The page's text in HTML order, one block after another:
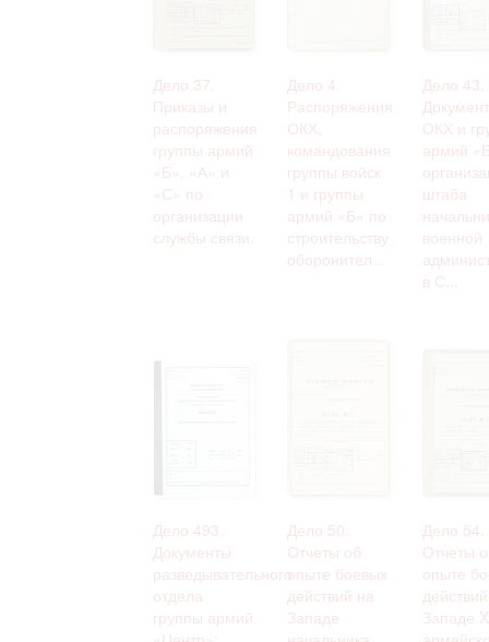
Дело 37.
Приказы и
распоряжения
группы армий
«Б», «А» и
«С» по
организации
службы связи.
Дело 4.
Распоряжения
ОКХ,
командования
группы войск
1 и группы
армий «Б» по
строительству
оборонител...
Дело 43.
ОКХ и
армий
штаба
военной
в С...
Дело 493.
Документы
разведывательного
отдела
группы армий
Дело 50.
Отчеты об
опыте боевых
действий на
Западе
Дело 54.
Отчеты
опыте
Западе